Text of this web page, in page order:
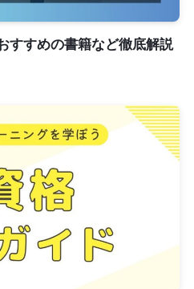
すすめの書籍など徹底解説